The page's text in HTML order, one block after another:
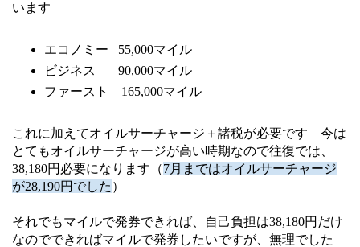
います
エコノミー 55,000マイル
ビジネス 90,000マイル
ファースト 165,000マイル
これに加えてオイルサーチャージ＋諸税が必要です 今は
とてもオイルサーチャージが高い時期なので往復では、
38,180円必要になります（7月まではオイルサーチャージ
が28,190円でした ）
それでもマイルで発券できれば、自己負担は38,180円だけ
なのでできればマイルで発券したいですが、無理でした